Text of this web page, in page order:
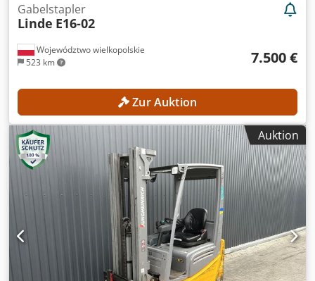
Województwo wielkopolskie
523 km
Gabelstapler
Linde E16-02
7.500 €
Zur Auktion
Auktion